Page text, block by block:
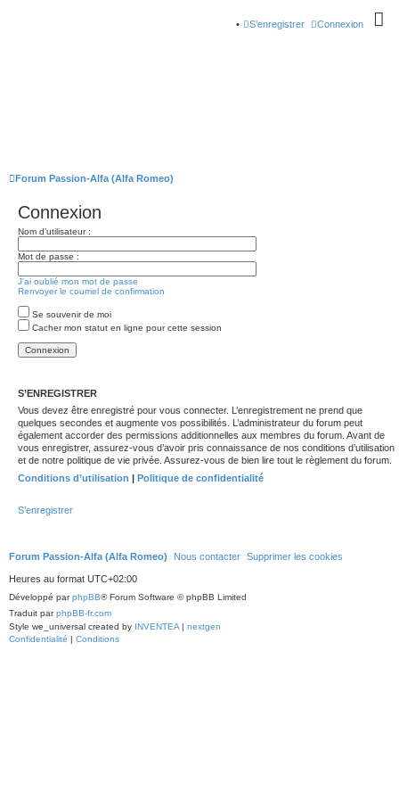
Connexion
S’enregistrer
Forum Passion-Alfa (Alfa Romeo)
Connexion
Nom d’utilisateur :
Mot de passe :
J’ai oublié mon mot de passe
Renvoyer le courriel de confirmation
Se souvenir de moi
Cacher mon statut en ligne pour cette session
S’ENREGISTRER
Vous devez être enregistré pour vous connecter. L’enregistrement ne prend que
quelques secondes et augmente vos possibilités. L’administrateur du forum peut
également accorder des permissions additionnelles aux membres du forum. Avant de
vous enregistrer, assurez-vous d’avoir pris connaissance de nos conditions d’utilisation
et de notre politique de vie privée. Assurez-vous de bien lire tout le règlement du forum.
Conditions d’utilisation | Politique de confidentialité
S’enregistrer
Forum Passion-Alfa (Alfa Romeo) Nous contacter Supprimer les cookies
Heures au format UTC+02:00
Développé parphpBB® Forum Software © phpBB Limited
Traduit parphpBB-fr.com
Style we_universal created by INVENTEA | nextgen
Confidentialité | Conditions